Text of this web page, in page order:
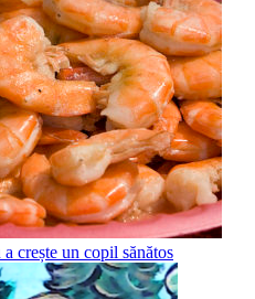
crește un copil sănătos